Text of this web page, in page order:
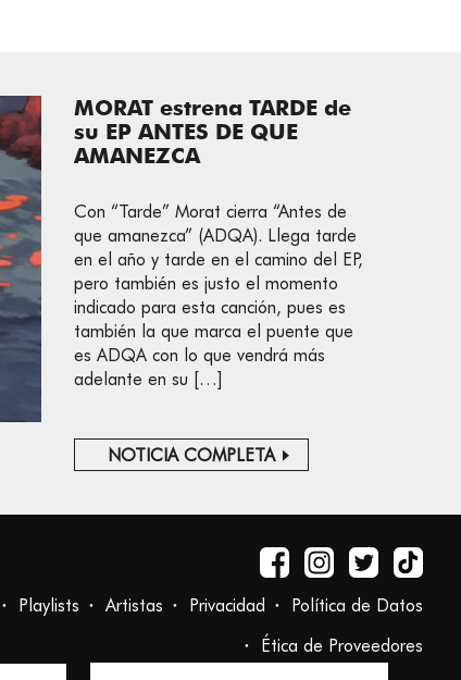
MORAT estrena TARDE de
su EP ANTES DE QUE
AMANEZCA
Con “Tarde” Morat cierra “Antes de
que amanezca” (ADQA). Llega tarde
en el año y tarde en el camino del EP,
pero también es justo el momento
indicado para esta canción, pues es
también la que marca el puente que
es ADQA con lo que vendrá más
adelante en su […]
NOTICIA COMPLETA
Playlists Artistas Privacidad
Política de Datos
Ética de Proveedores